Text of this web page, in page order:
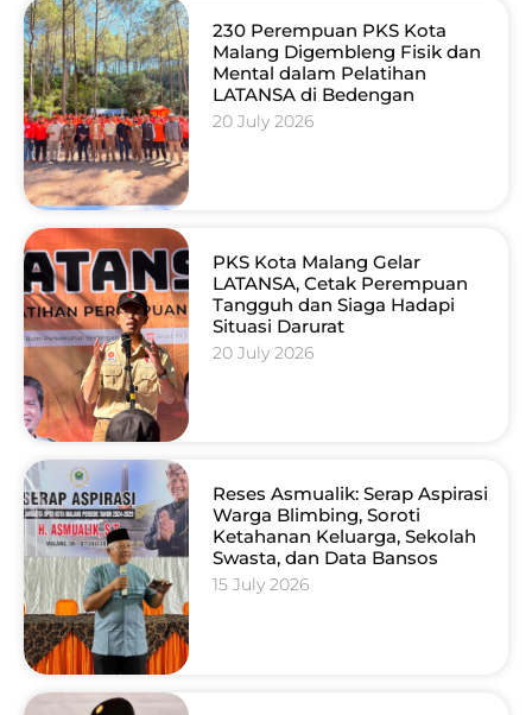
230 Perempuan PKS Kota
Malang Digembleng Fisik dan
Mental dalam Pelatihan
LATANSA di Bedengan
20 July 2026
PKS Kota Malang Gelar
LATANSA, Cetak Perempuan
Tangguh dan Siaga Hadapi
Situasi Darurat
20 July 2026
Reses Asmualik: Serap Aspirasi
Warga Blimbing, Soroti
Ketahanan Keluarga, Sekolah
Swasta, dan Data Bansos
15 July 2026